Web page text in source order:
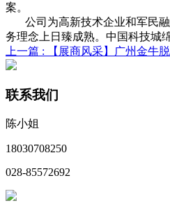
案。
公司为高新技术企业和军民融
务理念上日臻成熟。中国科技城
上一篇 :
【展商风采】广州金牛
联系我们
陈小姐
18030708250
028-85572692